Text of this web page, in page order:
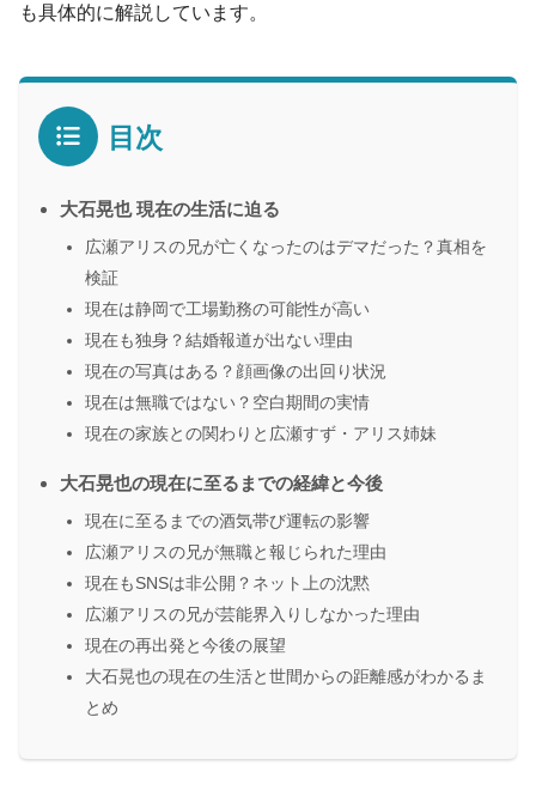
も具体的に解説しています。
目次
大石晃也 現在の生活に迫る
広瀬アリスの兄が亡くなったのはデマだった？真相を
検証
現在は静岡で工場勤務の可能性が高い
現在も独身？結婚報道が出ない理由
現在の写真はある？顔画像の出回り状況
現在は無職ではない？空白期間の実情
現在の家族との関わりと広瀬すず・アリス姉妹
大石晃也の現在に至るまでの経緯と今後
現在に至るまでの酒気帯び運転の影響
広瀬アリスの兄が無職と報じられた理由
現在もSNSは非公開？ネット上の沈黙
広瀬アリスの兄が芸能界入りしなかった理由
現在の再出発と今後の展望
大石晃也の現在の生活と世間からの距離感がわかるま
とめ